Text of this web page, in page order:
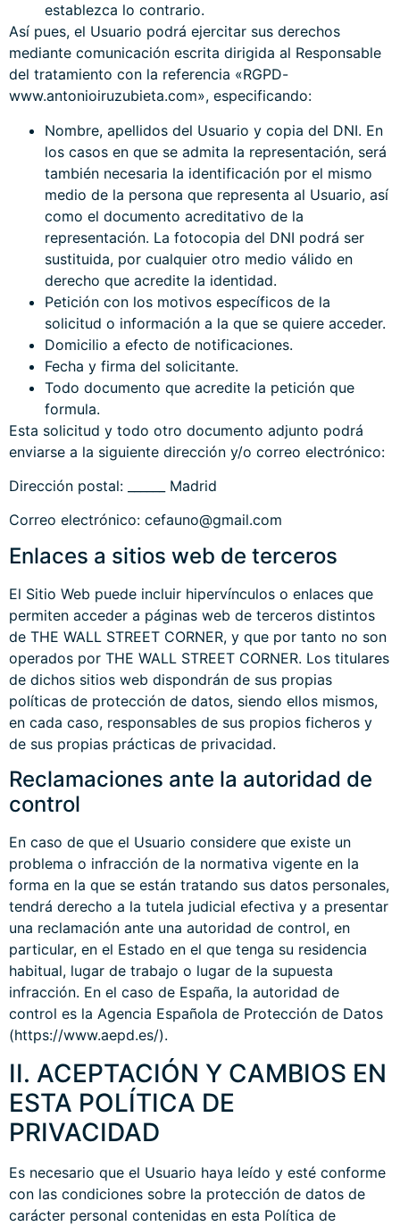
establezca lo contrario.
Así pues, el Usuario podrá ejercitar sus derechos
mediante comunicación escrita dirigida al Responsable
del tratamiento con la referencia «RGPD-
www.antonioiruzubieta.com», especificando:
Nombre, apellidos del Usuario y copia del DNI. En
los casos en que se admita la representación, será
también necesaria la identificación por el mismo
medio de la persona que representa al Usuario, así
como el documento acreditativo de la
representación. La fotocopia del DNI podrá ser
sustituida, por cualquier otro medio válido en
derecho que acredite la identidad.
Petición con los motivos específicos de la
solicitud o información a la que se quiere acceder.
Domicilio a efecto de notificaciones.
Fecha y firma del solicitante.
Todo documento que acredite la petición que
formula.
Esta solicitud y todo otro documento adjunto podrá
enviarse a la siguiente dirección y/o correo electrónico:
Dirección postal: ______ Madrid
Correo electrónico: cefauno@gmail.com
Enlaces a sitios web de terceros
El Sitio Web puede incluir hipervínculos o enlaces que
permiten acceder a páginas web de terceros distintos
de THE WALL STREET CORNER, y que por tanto no son
operados por THE WALL STREET CORNER. Los titulares
de dichos sitios web dispondrán de sus propias
políticas de protección de datos, siendo ellos mismos,
en cada caso, responsables de sus propios ficheros y
de sus propias prácticas de privacidad.
Reclamaciones ante la autoridad de
control
En caso de que el Usuario considere que existe un
problema o infracción de la normativa vigente en la
forma en la que se están tratando sus datos personales,
tendrá derecho a la tutela judicial efectiva y a presentar
una reclamación ante una autoridad de control, en
particular, en el Estado en el que tenga su residencia
habitual, lugar de trabajo o lugar de la supuesta
infracción. En el caso de España, la autoridad de
control es la Agencia Española de Protección de Datos
(https://www.aepd.es/).
II. ACEPTACIÓN Y CAMBIOS EN
ESTA POLÍTICA DE
PRIVACIDAD
Es necesario que el Usuario haya leído y esté conforme
con las condiciones sobre la protección de datos de
carácter personal contenidas en esta Política de